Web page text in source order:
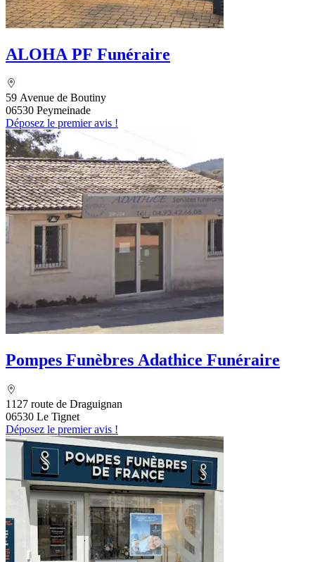
ALOHA PF Funéraire
59 Avenue de Boutiny
06530 Peymeinade
Déposez le premier avis !
Pompes Funèbres Adathice Funéraire
1127 route de Draguignan
06530 Le Tignet
Déposez le premier avis !